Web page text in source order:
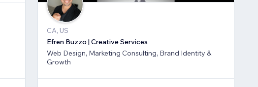
CA, US
Efren Buzzo | Creative Services
Web Design, Marketing Consulting, Brand Identity &
Growth